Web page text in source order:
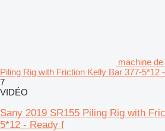
machine
Piling Rig with Friction Kelly Bar 377-5*12
7
VIDÉO
Sany 2019 SR155 Piling Rig with
5*12 - Ready f